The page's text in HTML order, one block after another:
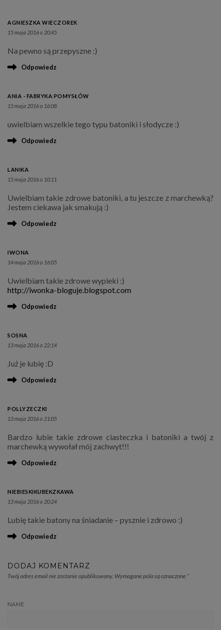
AGNIESZKA WIECZOREK
15 maja 2016 o 20:45
Na pewno są przepyszne :)
Odpowiedz
ANIA - FABRYKA POMYSŁÓW
15 maja 2016 o 16:08
uwielbiam wszelkie tego typu batoniki i słodycze :)
Odpowiedz
LANIKA
15 maja 2016 o 10:11
Uwielbiam takie zdrowe batoniki, a tu jeszcze z marchewką?
Jestem ciekawa jak smakują :)
Odpowiedz
IWONA
14 maja 2016 o 16:05
Uwielbiam takie zdrowe wypieki :)
http://iwonka-bloguje.blogspot.com
Odpowiedz
SOSNA
13 maja 2016 o 22:14
Już je lubię :D
Odpowiedz
POLLYZECZKI
13 maja 2016 o 21:05
Bardzo lubie takie zdrowe ciasteczka i batoniki a twój z
marchewką wywołał mój zachwyt!!!
Odpowiedz
NIEBIESKIKUBEKZKAWA
13 maja 2016 o 20:24
Lubię takie batony na śniadanie – pysznie i zdrowo :)
Odpowiedz
DODAJ KOMENTARZ
Twój adres email nie zostanie opublikowany. Wymagane pola są oznaczone *
NAME